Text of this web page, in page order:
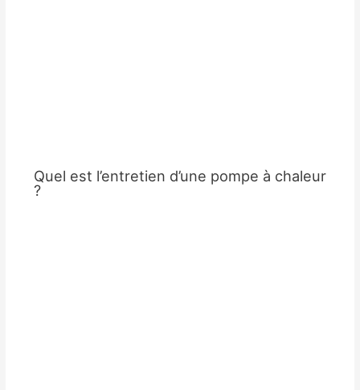
Quel est l’entretien d’une pompe à chaleur
?